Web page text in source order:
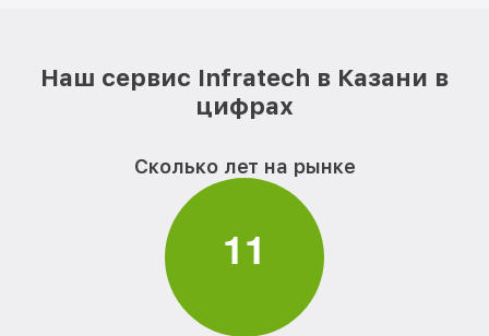
Наш сервис Infratech в Казани в
цифрах
Сколько лет на рынке
11